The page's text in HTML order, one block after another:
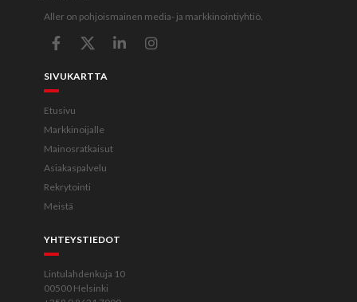
Aller on pohjoismainen media- ja markkinointiyhtiö.
SIVUKARTTA
Etusivu
Markkinoijalle
Mainosratkaisut
Asiakaspalvelu
Rekrytointi
Meistä
YHTEYSTIEDOT
Lintulahdenkuja 10
00500 Helsinki